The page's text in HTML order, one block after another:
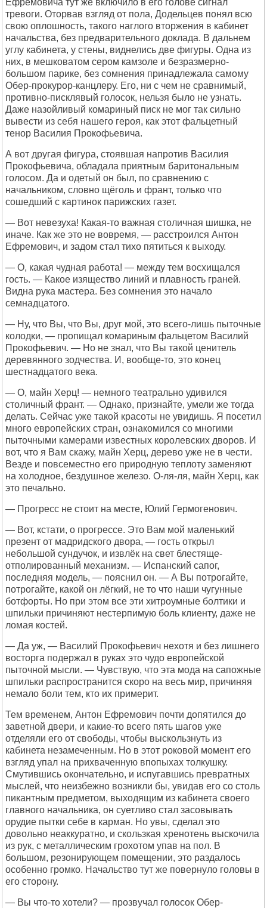
Ефремовича тут же включило в его голове сигнал
тревоги. Оторвав взгляд от пола, Додельцев понял всю
свою оплошность, такого наглого вторжения в кабинет
начальства, без предварительного доклада. В дальнем
углу кабинета, у стены, виднелись две фигуры. Одна из
них, в мешковатом сером камзоле и безразмерно-
большом парике, без сомнения принадлежала самому
Обер-прокурор-канцлеру. Его, ни с чем не сравнимый,
противно-писклявый голосок, нельзя было не узнать.
Даже назойливый комариный писк не мог так сильно
вывести из себя нашего героя, как этот фальцетный
тенор Василия Прокофьевича.
А вот другая фигура, стоявшая напротив Василия
Прокофьевича, обладала приятным баритональным
голосом. Да и одетый он был, по сравнению с
начальником, словно щёголь и франт, только что
сошедший с картинок парижских газет.
— Вот невезуха! Какая-то важная столичная шишка, не
иначе. Как же это не вовремя, — расстроился Антон
Ефремович, и задом стал тихо пятиться к выходу.
— О, какая чудная работа! — между тем восхищался
гость. — Какое изящество линий и плавность граней.
Видна рука мастера. Без сомнения это начало
семнадцатого.
— Ну, что Вы, что Вы, друг мой, это всего-лишь пыточные
колодки, — пропищал комариным фальцетом Василий
Прокофьевич. — Но не знал, что Вы такой ценитель
деревянного зодчества. И, вообще-то, это конец
шестнадцатого века.
— О, майн Херц! — немного театрально удивился
столичный франт. — Однако, признайте, умели же тогда
делать. Сейчас уже такой красоты не увидишь. Я посетил
много европейских стран, ознакомился со многими
пыточными камерами известных королевских дворов. И
вот, что я Вам скажу, майн Херц, дерево уже не в чести.
Везде и повсеместно его природную теплоту заменяют
на холодное, бездушное железо. О-ля-ля, майн Херц, как
это печально.
— Прогресс не стоит на месте, Юлий Гермогенович.
— Вот, кстати, о прогрессе. Это Вам мой маленький
презент от мадридского двора, — гость открыл
небольшой сундучок, и извлёк на свет блестяще-
отполированный механизм. — Испанский сапог,
последняя модель, — пояснил он. — А Вы потрогайте,
потрогайте, какой он лёгкий, не то что наши чугунные
ботфорты. Но при этом все эти хитроумные болтики и
шпильки причиняют нестерпимую боль клиенту, даже не
ломая костей.
— Да уж, — Василий Прокофьевич нехотя и без лишнего
восторга подержал в руках это чудо европейской
пыточной мысли. — Чувствую, что эта мода на сапожные
шпильки распространится скоро на весь мир, причиняя
немало боли тем, кто их примерит.
Тем временем, Антон Ефремович почти допятился до
заветной двери, и какие-то всего пять шагов уже
отделяли его от свободы, чтобы выскользнуть из
кабинета незамеченным. Но в этот роковой момент его
взгляд упал на прихваченную впопыхах толкушку.
Смутившись окончательно, и испугавшись превратных
мыслей, что неизбежно возникли бы, увидав его со столь
пикантным предметом, выходящим из кабинета своего
главного начальника, он суетливо стал засовывать
орудие пытки себе в карман. Но увы, сделал это
довольно неаккуратно, и скользкая хренотень выскочила
из рук, с металлическим грохотом упав на пол. В
большом, резонирующем помещении, это раздалось
особенно громко. Начальство тут же повернуло головы в
его сторону.
— Вы что-то хотели? — прозвучал голосок Обер-